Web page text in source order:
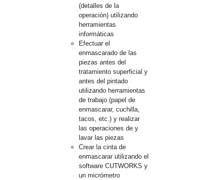
(detalles de la
operación) utilizando
herramientas
informáticas
Efectuar el
enmascarado de las
piezas antes del
tratamiento superficial y
antes del pintado
utilizando herramientas
de trabajo (papel de
enmascarar, cuchilla,
tacos, etc.) y realizar
las operaciones de y
lavar las piezas
Crear la cinta de
enmascarar utilizando el
software CUTWORKS y
un micrómetro